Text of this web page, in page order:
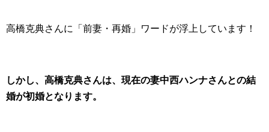
高橋克典さんに「前妻・再婚」ワードが浮上しています！
しかし、高橋克典さんは、現在の妻中西ハンナさんとの結
婚が初婚となります。